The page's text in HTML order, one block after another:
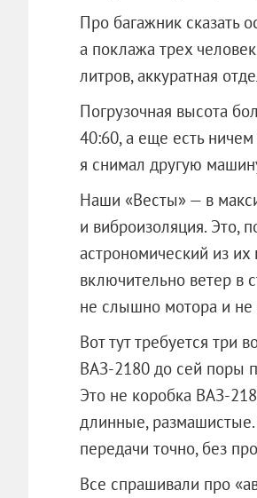
Про багажник сказать
а поклажа трех
литров, аккуратная
Погрузочная высота
40:60, а еще есть
я снимал другую
Наши «Весты» — в
и виброизоляция. Это,
астрономический из
включительно ветер в
не слышно мотора и не
Вот тут требуется три
ВАЗ-2180 до сей поры
Это не коробка ВАЗ-
длинные,
передачи точно, без
Все спрашивали про